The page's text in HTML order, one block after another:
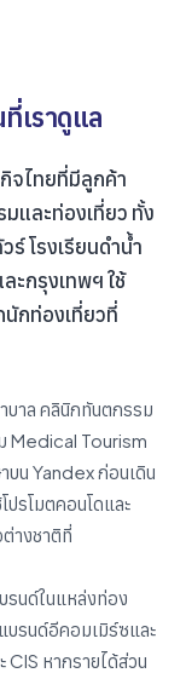
เราดูแล
จไทยที่มีลูกค้า
และท่องเที่ยว ทั้ง
โรงเรียนดำน้ำ
ะกรุงเทพฯ ใช้
กท่องเที่ยวที่
บาล คลินิกทันตกรรม
Medical Tourism
บน Yandex ก่อนเดิน
รโมตคอนโดและ
างชาติที่
รนด์ในแหล่งท่อง
บรนด์อีคอมเมิร์ซและ
CIS หากรายได้ส่วน